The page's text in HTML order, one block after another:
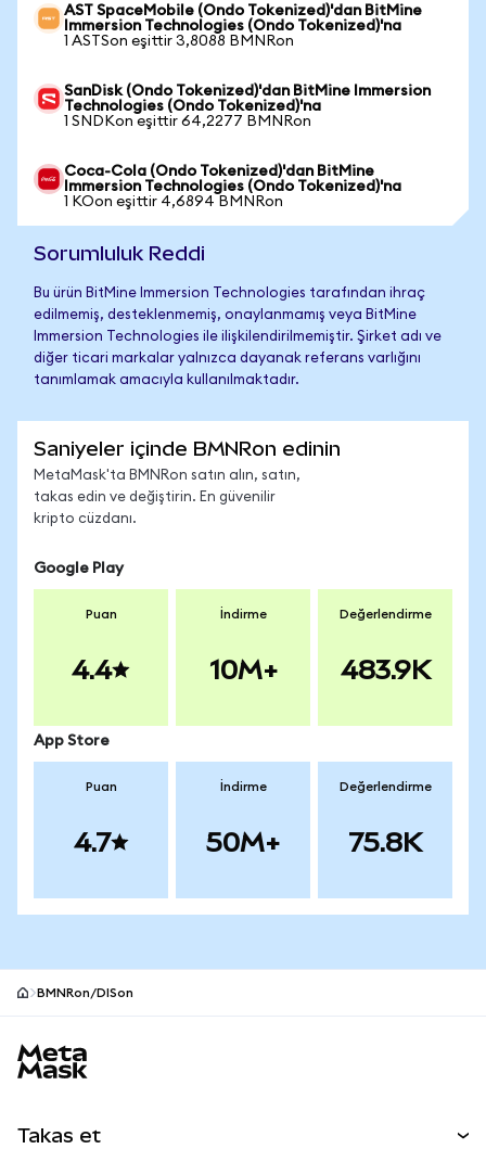
AST SpaceMobile (Ondo Tokenized)'dan BitMine
Immersion Technologies (Ondo Tokenized)'na
1 ASTSon eşittir 3,8088 BMNRon
SanDisk (Ondo Tokenized)'dan BitMine Immersion
Technologies (Ondo Tokenized)'na
1 SNDKon eşittir 64,2277 BMNRon
Coca-Cola (Ondo Tokenized)'dan BitMine
Immersion Technologies (Ondo Tokenized)'na
1 KOon eşittir 4,6894 BMNRon
Sorumluluk Reddi
Bu ürün BitMine Immersion Technologies tarafından ihraç
edilmemiş, desteklenmemiş, onaylanmamış veya BitMine
Immersion Technologies ile ilişkilendirilmemiştir. Şirket adı ve
diğer ticari markalar yalnızca dayanak referans varlığını
tanımlamak amacıyla kullanılmaktadır.
Saniyeler içinde BMNRon edinin
MetaMask'ta BMNRon satın alın, satın,
takas edin ve değiştirin. En güvenilir
kripto cüzdanı.
Google Play
Puan
4.4
İndirme
10M+
Değerlendirme
483.9K
App Store
Puan
4.7
İndirme
50M+
Değerlendirme
75.8K
BMNRon/DISon
Takas et